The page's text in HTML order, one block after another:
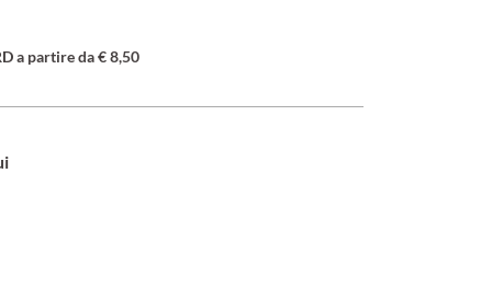
a partire da € 8,50